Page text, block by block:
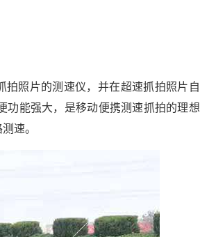
照片的测速仪，并在超速抓拍照片
功能强大，是移动便携测速抓拍的理
速。